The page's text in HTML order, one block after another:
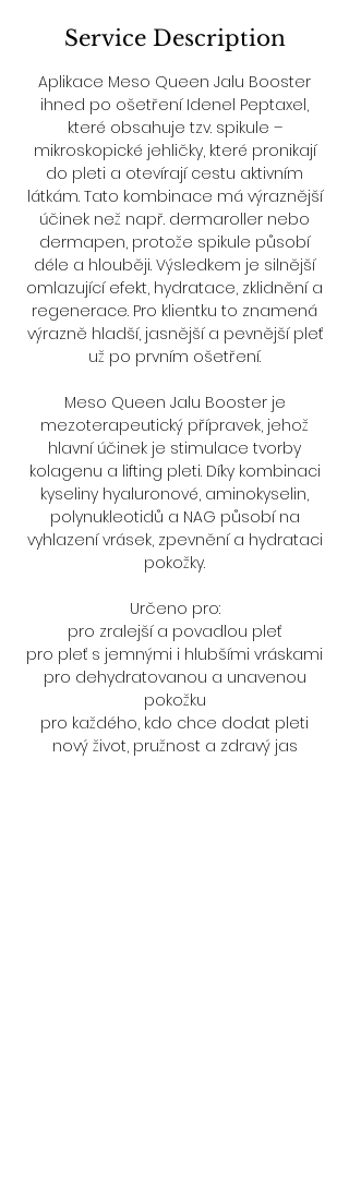
Service Description
Aplikace Meso Queen Jalu Booster
ihned po ošetření Idenel Peptaxel,
které obsahuje tzv. spikule –
mikroskopické jehličky, které pronikají
do pleti a otevírají cestu aktivním
látkám. Tato kombinace má výraznější
účinek než např. dermaroller nebo
dermapen, protože spikule působí
déle a hlouběji. Výsledkem je silnější
omlazující efekt, hydratace, zklidnění a
regenerace. Pro klientku to znamená
výrazně hladší, jasnější a pevnější pleť
už po prvním ošetření.
Meso Queen Jalu Booster je
mezoterapeutický přípravek, jehož
hlavní účinek je stimulace tvorby
kolagenu a lifting pleti. Díky kombinaci
kyseliny hyaluronové, aminokyselin,
polynukleotidů a NAG působí na
vyhlazení vrásek, zpevnění a hydrataci
pokožky.
Určeno pro:
pro zralejší a povadlou pleť
pro pleť s jemnými i hlubšími vráskami
pro dehydratovanou a unavenou
pokožku
pro každého, kdo chce dodat pleti
nový život, pružnost a zdravý jas